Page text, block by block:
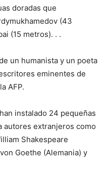
doradas que
(43
(15 metros). . .
un humanista y un poeta
eminentes de
AFP.
instalado 24 pequeñas
autores extranjeros como
Shakespeare
Goethe (Alemania) y